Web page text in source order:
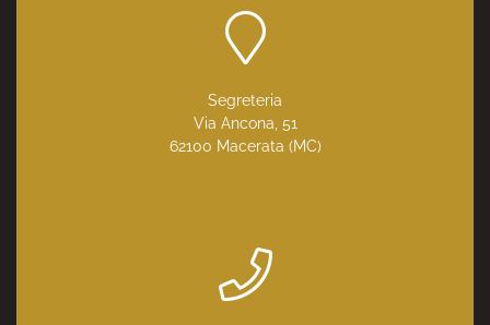
Segreteria
Via Ancona, 51
62100 Macerata (MC)